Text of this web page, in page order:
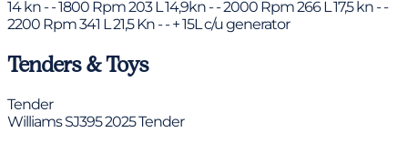
14 kn - - 1800 Rpm 203 L 14,9kn - - 2000 Rpm 266 L 17,5 kn - -
2200 Rpm 341 L 21,5 Kn - - + 15L c/u generator
Tenders & Toys
Tender
Williams SJ395 2025 Tender